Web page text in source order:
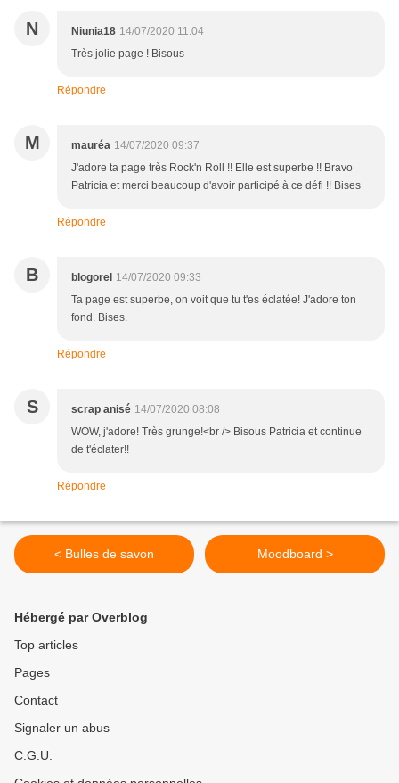
N Niunia18 14/07/2020 11:04
Très jolie page ! Bisous
Répondre
M mauréa 14/07/2020 09:37
J'adore ta page très Rock'n Roll !! Elle est superbe !! Bravo
Patricia et merci beaucoup d'avoir participé à ce défi !! Bises
Répondre
B blogorel 14/07/2020 09:33
Ta page est superbe, on voit que tu t'es éclatée! J'adore ton
fond. Bises.
Répondre
S scrap anisé 14/07/2020 08:08
WOW, j'adore! Très grunge!<br /> Bisous Patricia et continue
de t'éclater!!
Répondre
< Bulles de savon Moodboard >
Hébergé par Overblog
Top articles
Pages
Contact
Signaler un abus
C.G.U.